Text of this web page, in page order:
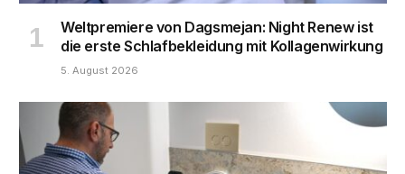
Weltpremiere von Dagsmejan: Night Renew ist
die erste Schlafbekleidung mit Kollagenwirkung
5. August 2026